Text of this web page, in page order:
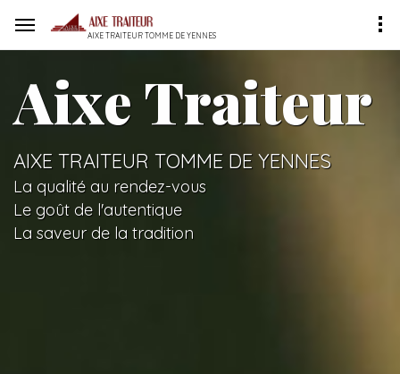
AIXE TRAITEUR TOMME DE YENNES
Aixe Traiteur
AIXE TRAITEUR TOMME DE YENNES
La qualité au rendez-vous
Le goût de l'autentique
La saveur de la tradition